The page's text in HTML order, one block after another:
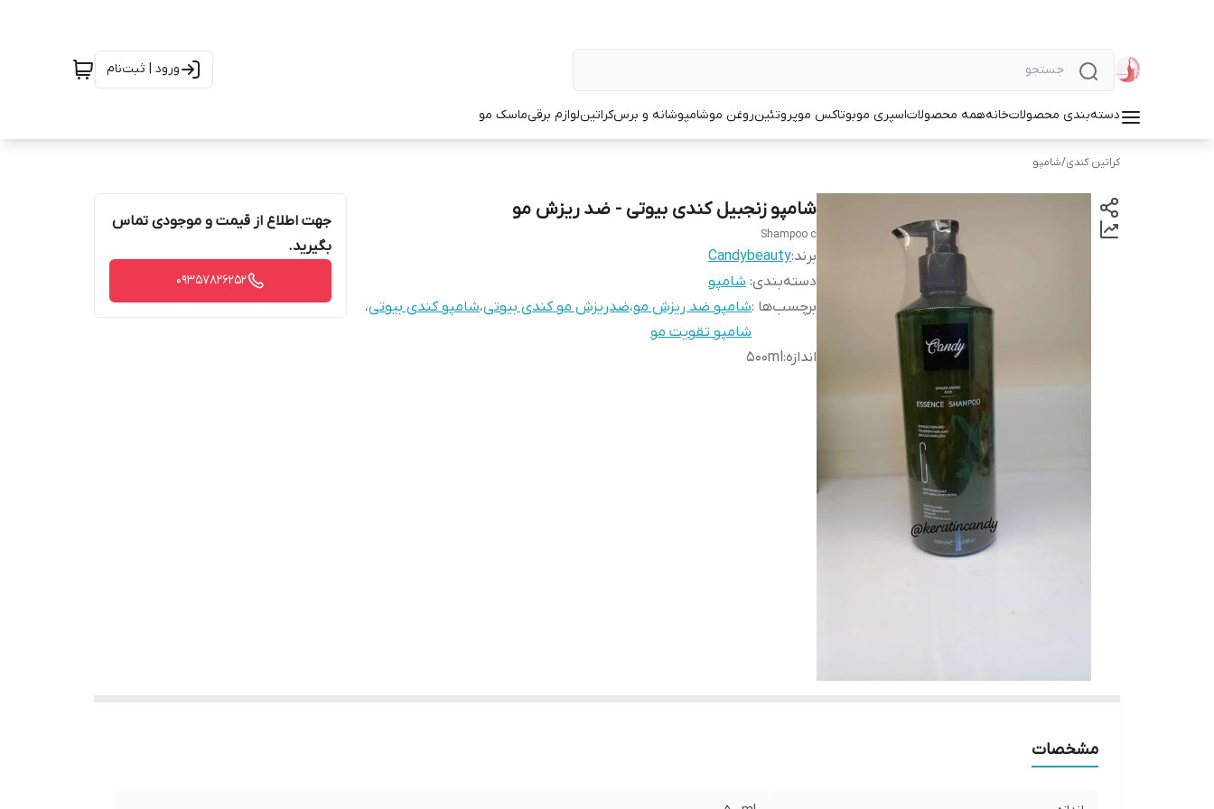
ورود | ثبت‌نام
دسته‌بندی محصولاتخانههمه محصولاتاسپری موبوتاکس موپروتئینروغن موشامپوشانه و برسکراتینلوازم برقیماسک مو
کراتین کندی/شامپو
شامپو زنجبیل کندی بیوتی - ضد ریزش مو
Shampoo c
برند:Candybeauty
دسته‌بندی: شامپو
برچسب‌ها :شامپو ضد ریزش مو،ضدریزش مو کندی بیوتی،شامپو کندی بیوتی،
شامپو تقویت مو
اندازه:
500ml
جهت اطلاع از قیمت و موجودی تماس
بگیرید.
09357826252
مشخصات